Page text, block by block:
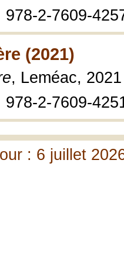
978-2-7609-
(2021)
, Leméac, 2021
978-2-7609-
: 6 juillet